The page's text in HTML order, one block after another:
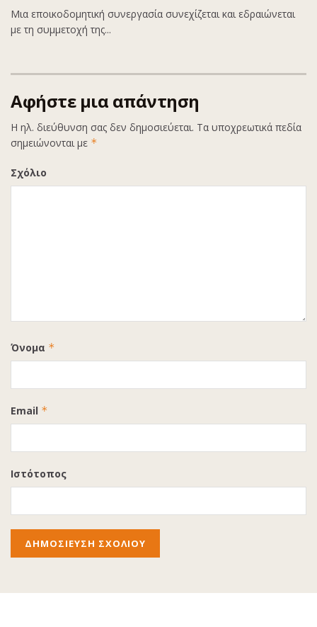
Μια εποικοδομητική συνεργασία συνεχίζεται και εδραιώνεται
με τη συμμετοχή της...
Αφήστε μια απάντηση
Η ηλ. διεύθυνση σας δεν δημοσιεύεται. Τα υποχρεωτικά πεδία
σημειώνονται με *
Σχόλιο
Όνομα *
Email *
Ιστότοπος